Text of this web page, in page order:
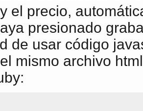
el precio,
presionado
de usar código
mismo archivo